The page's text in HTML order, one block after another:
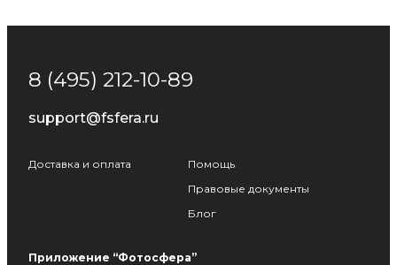
8 (495) 212-10-89
support@fsfera.ru
Доставка и оплата
Помощь
Правовые документы
Блог
Приложение “Фотосфера”